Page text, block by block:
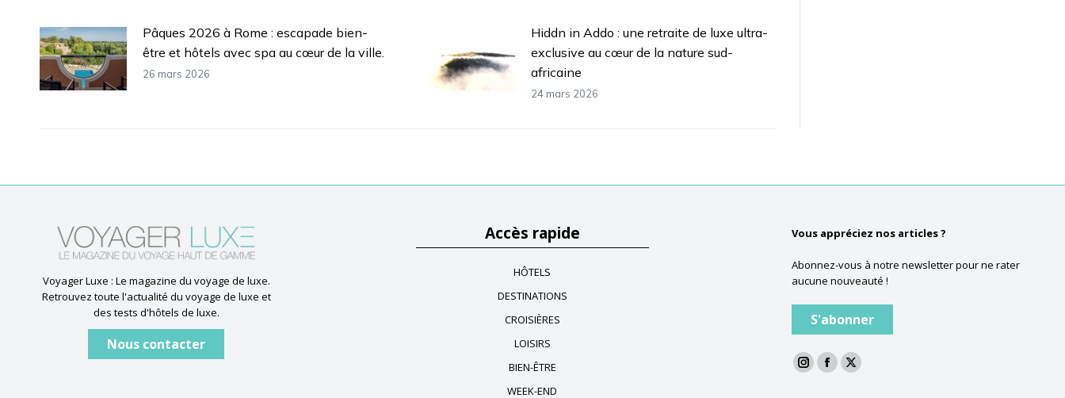
Pâques 2026 à Rome : escapade bien-
être et hôtels avec spa au cœur de la ville.
26 mars 2026
Hiddn in Addo : une retraite de luxe ultra-
exclusive au cœur de la nature sud-
africaine
24 mars 2026
Voyager Luxe : Le magazine du voyage de luxe.
Retrouvez toute l'actualité du voyage de luxe et
des tests d'hôtels de luxe.
Nous contacter
Accès rapide
HÔTELS
DESTINATIONS
CROISIÈRES
LOISIRS
BIEN-ÊTRE
WEEK-END
Vous appréciez nos articles ?
Abonnez-vous à notre newsletter pour ne rater
aucune nouveauté !
S'abonner
La
La
La